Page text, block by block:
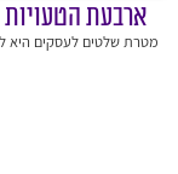
ארבעת הטעויות
מטרת שלטים לעסקים היא